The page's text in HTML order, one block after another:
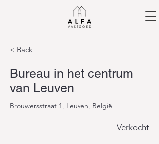
< Back
Bureau in het centrum
van Leuven
Brouwersstraat 1, Leuven, België
Verkocht